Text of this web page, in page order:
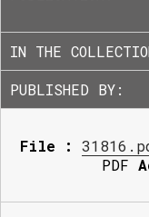
IN THE
PUBLISHED BY:
File :
PDF